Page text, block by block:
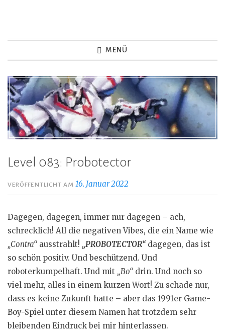
Game Not Over
MENÜ
Level 083: Probotector
VERÖFFENTLICHT AM16. Januar 2022
Dagegen, dagegen, immer nur dagegen – ach,
schrecklich! All die negativen Vibes, die ein Name wie
„Contra“ ausstrahlt! „PROBOTECTOR“ dagegen, das ist
so schön positiv. Und beschützend. Und
roboterkumpelhaft. Und mit „Bo“ drin. Und noch so
viel mehr, alles in einem kurzen Wort! Zu schade nur,
dass es keine Zukunft hatte – aber das 1991er Game-
Boy-Spiel unter diesem Namen hat trotzdem sehr
bleibenden Eindruck bei mir hinterlassen.